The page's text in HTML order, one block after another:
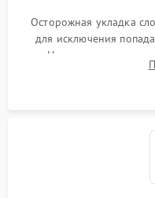
Осторожная укладка
для исключения
Надежное
аккуратное